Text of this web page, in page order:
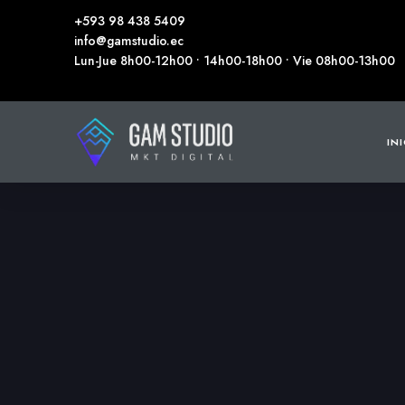
+593 98 438 5409
info@gamstudio.ec
Lun-Jue 8h00-12h00 • 14h00-18h00 • Vie 08h00-13h00